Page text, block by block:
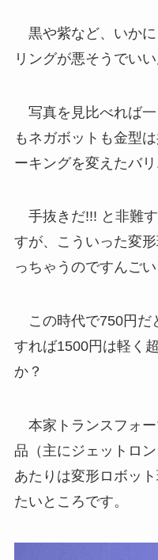
黒や紫など、いか
リングが悪そうでい
写真を見比べれば
もネガボットも金型
ーキングを変えたバ
手抜きだ!!! と非難
すが、こういった変
っちゃうのですんご
この時代で750円だ
すれば1500円は軽く
か？
本家トランスフォ
品（主にジェットロ
あたりは変形ロボッ
たいところです。